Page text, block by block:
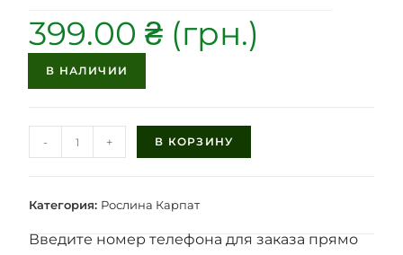
399.00₴
В НАЛИЧИИ
- + В КОРЗИНУ
Категория: Рослина Карпат
Введите номер телефона для заказа прямо